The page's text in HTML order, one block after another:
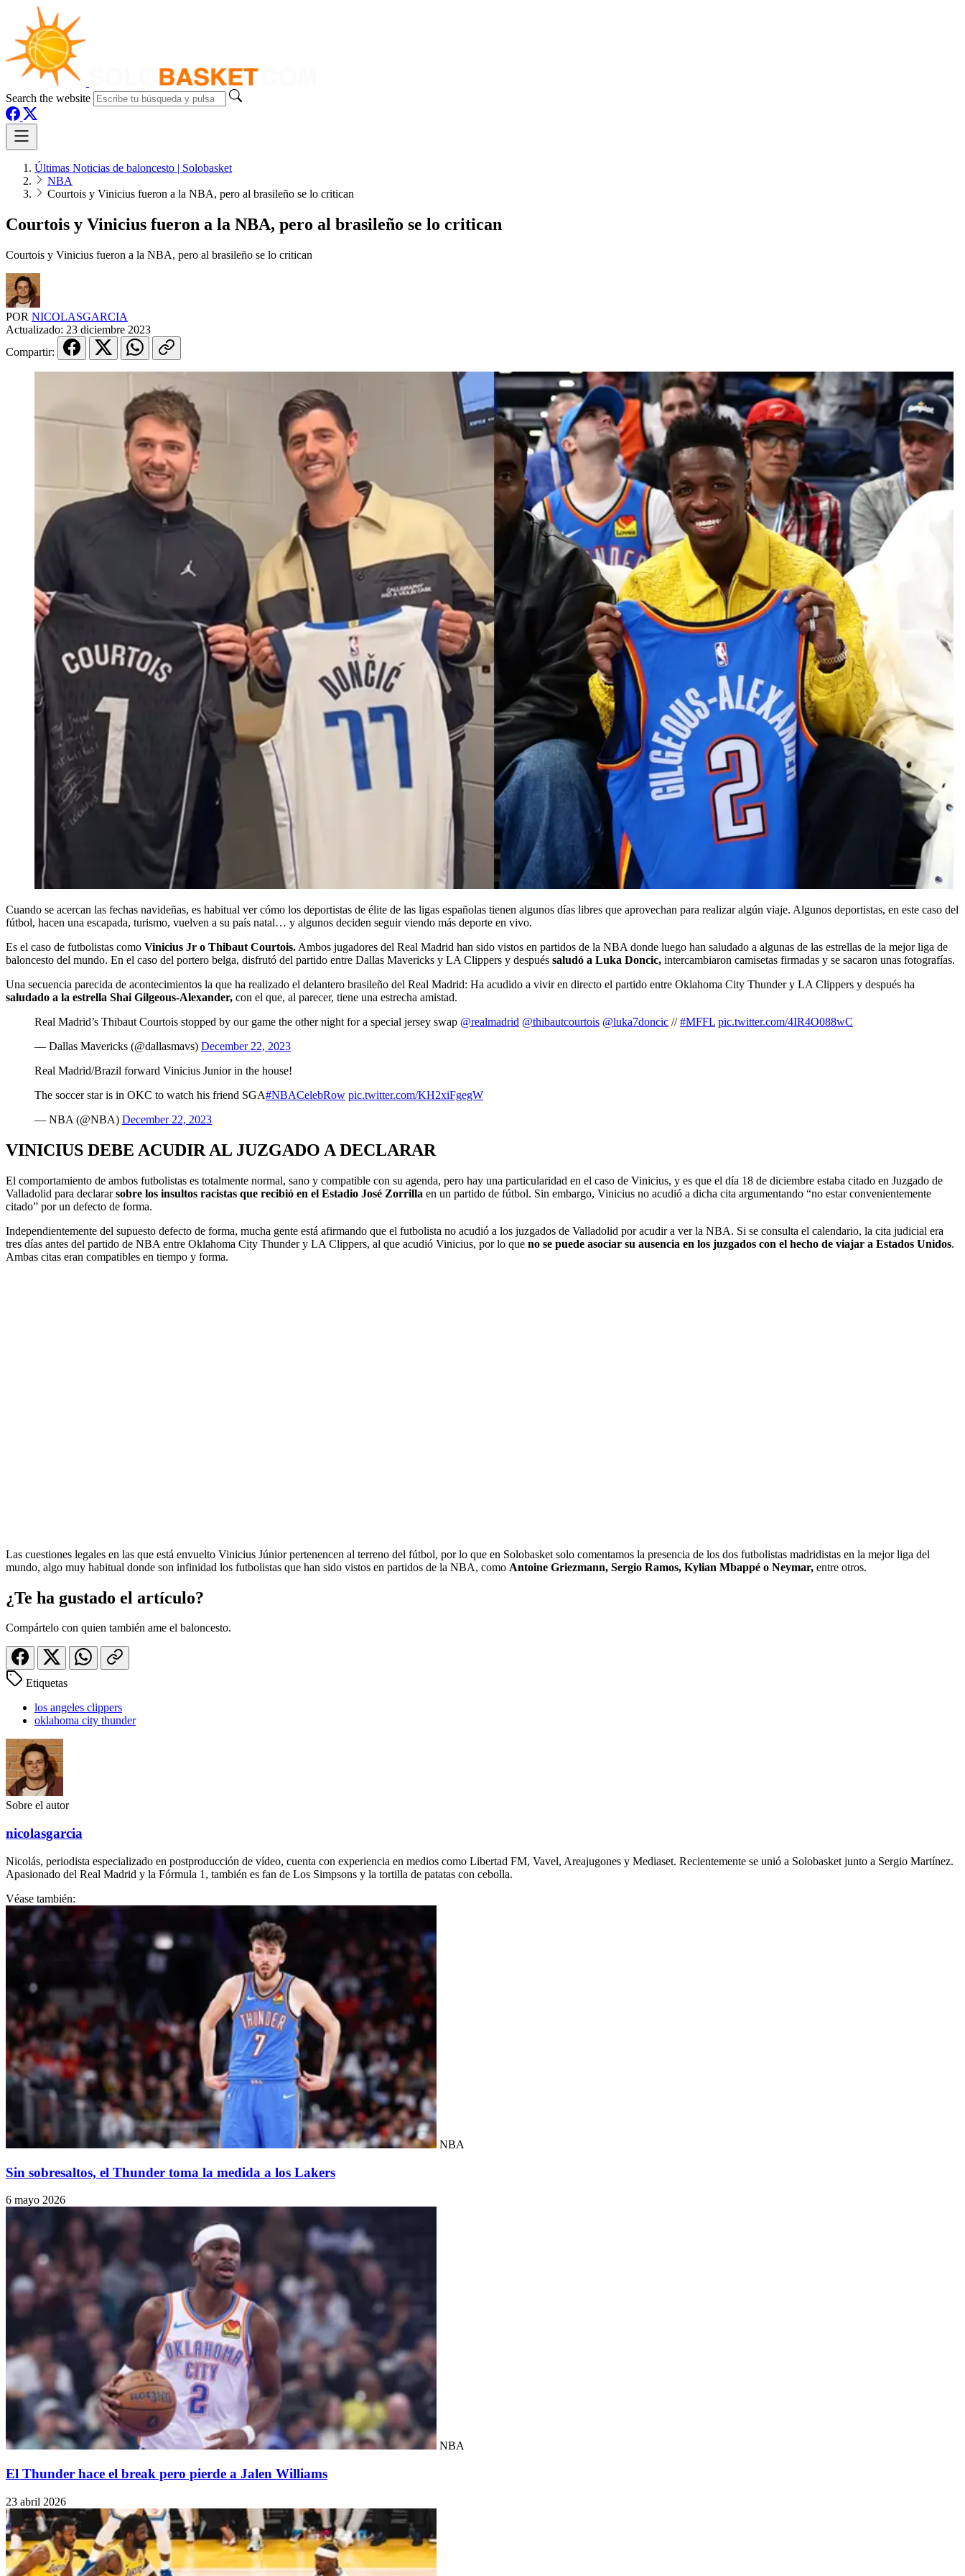
Search the website
Últimas Noticias de baloncesto | Solobasket
NBA
Courtois y Vinicius fueron a la NBA, pero al brasileño se lo critican
Courtois y Vinicius fueron a la NBA, pero al brasileño se lo critican
Courtois y Vinicius fueron a la NBA, pero al brasileño se lo critican
POR NICOLASGARCIA
Actualizado: 23 diciembre 2023
Compartir:
Cuando se acercan las fechas navideñas, es habitual ver cómo los deportistas de élite de las ligas españolas tienen algunos días libres que aprovechan para realizar algún viaje. Algunos deportistas, en este caso del
fútbol, hacen una escapada, turismo, vuelven a su país natal… y algunos deciden seguir viendo más deporte en vivo.
Es el caso de futbolistas como Vinicius Jr o Thibaut Courtois. Ambos jugadores del Real Madrid han sido vistos en partidos de la NBA donde luego han saludado a algunas de las estrellas de la mejor liga de
baloncesto del mundo. En el caso del portero belga, disfrutó del partido entre Dallas Mavericks y LA Clippers y después saludó a Luka Doncic, intercambiaron camisetas firmadas y se sacaron unas fotografías.
Una secuencia parecida de acontecimientos la que ha realizado el delantero brasileño del Real Madrid: Ha acudido a vivir en directo el partido entre Oklahoma City Thunder y LA Clippers y después ha
saludado a la estrella Shai Gilgeous-Alexander, con el que, al parecer, tiene una estrecha amistad.
Real Madrid’s Thibaut Courtois stopped by our game the other night for a special jersey swap @realmadrid @thibautcourtois @luka7doncic //#MFFL pic.twitter.com/4IR4O088wC
— Dallas Mavericks (@dallasmavs) December 22, 2023
Real Madrid/Brazil forward Vinicius Junior in the house!
The soccer star is in OKC to watch his friend SGA#NBACelebRow pic.twitter.com/KH2xiFgegW
— NBA (@NBA) December 22, 2023
VINICIUS DEBE ACUDIR AL JUZGADO A DECLARAR
El comportamiento de ambos futbolistas es totalmente normal, sano y compatible con su agenda, pero hay una particularidad en el caso de Vinicius, y es que el día 18 de diciembre estaba citado en Juzgado de
Valladolid para declararsobre los insultos racistas que recibió en el Estadio José Zorrilla en un partido de fútbol. Sin embargo, Vinicius no acudió a dicha cita argumentando “no estar convenientemente
citado” por un defecto de forma.
Independientemente del supuesto defecto de forma, mucha gente está afirmando que el futbolista no acudió a los juzgados de Valladolid por acudir a ver la NBA. Si se consulta el calendario, la cita judicial era
tres días antes del partido de NBA entre Oklahoma City Thunder y LA Clippers, al que acudió Vinicius, por lo que no se puede asociar su ausencia en los juzgados con el hecho de viajar a Estados Unidos.
Ambas citas eran compatibles en tiempo y forma.
Las cuestiones legales en las que está envuelto Vinicius Júnior pertenencen al terreno del fútbol, por lo que en Solobasket solo comentamos la presencia de los dos futbolistas madridistas en la mejor liga del
mundo, algo muy habitual donde son infinidad los futbolistas que han sido vistos en partidos de la NBA, como Antoine Griezmann, Sergio Ramos, Kylian Mbappé o Neymar, entre otros.
¿Te ha gustado el artículo?
Compártelo con quien también ame el baloncesto.
Etiquetas
los angeles clippers
oklahoma city thunder
Sobre el autor
nicolasgarcia
Nicolás, periodista especializado en postproducción de vídeo, cuenta con experiencia en medios como Libertad FM, Vavel, Areajugones y Mediaset. Recientemente se unió a Solobasket junto a Sergio Martínez.
Apasionado del Real Madrid y la Fórmula 1, también es fan de Los Simpsons y la tortilla de patatas con cebolla.
Véase también:
NBA
Sin sobresaltos, el Thunder toma la medida a los Lakers
6 mayo 2026
NBA
El Thunder hace el break pero pierde a Jalen Williams
23 abril 2026